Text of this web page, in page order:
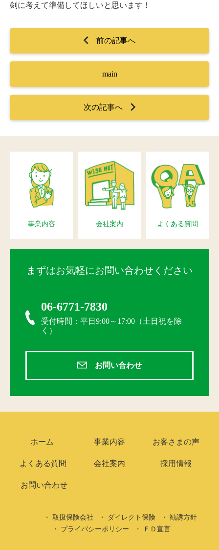
剣に考えて準備してほしいと思います！
前の記事へ
main
次の記事へ
事業内容 会社案内 よくある質問
まずはお気軽にお問い合わせください
06-6771-7830
受付時間：平日9:00～17:00（土日祝を除
く）
お問い合わせ
ホーム 事業内容 お客さまの声
よくある質問 会社案内 採用情報
お問い合わせ
取扱保険会社 ダイレクト保険
勧誘方針
プライバシーポリシー
ＦＤ宣言